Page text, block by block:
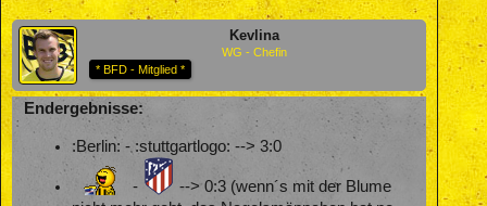
Kevlina
WG - Chefin
* BFD - Mitglied *
Endergebnisse:
:Berlin: - :stuttgartlogo: --> 3:0
-
--> 0:3 (wenn´s mit der Blume